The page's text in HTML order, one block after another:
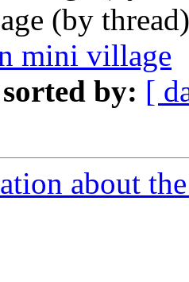
(by
mini village
sorted by: [
about